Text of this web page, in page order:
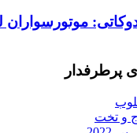
موتورسواران
پرطرفدار
و تخت